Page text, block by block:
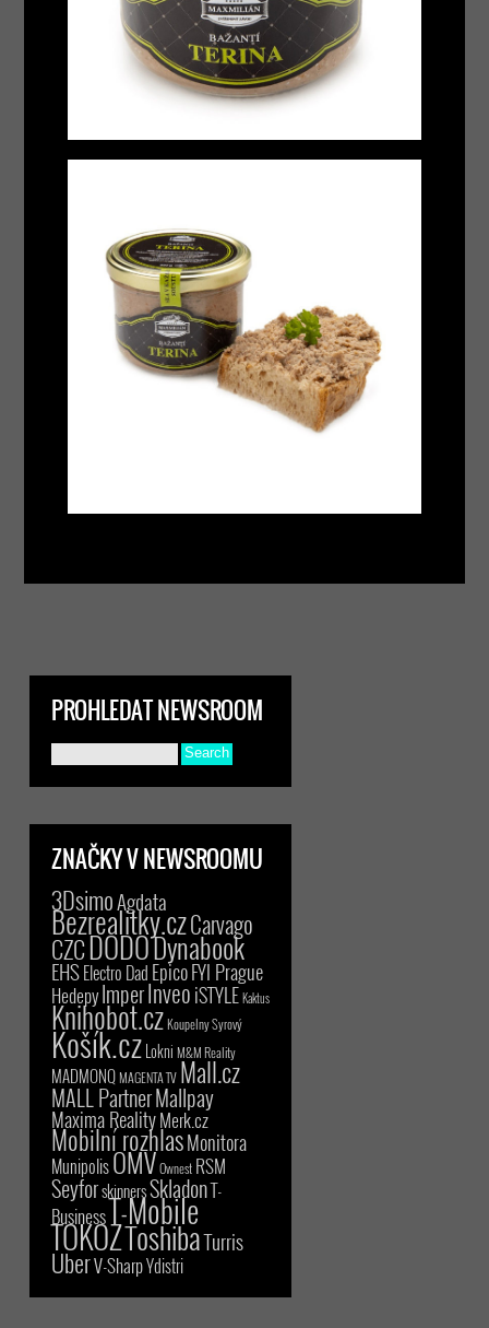
PROHLEDAT NEWSROOM
ZNAČKY V NEWSROOMU
3DsimoAgdata
Bezrealitky.czCarvago
CZCDODODynabook
EHSElectro Dad EpicoFYI Prague
HedepyImperInveoiSTYLE Kaktus
Knihobot.czKoupelny Syrový
Košík.czLokni M&M Reality
MADMONQMAGENTA TV Mall.cz
MALL PartnerMallpay
Maxima RealityMerk.cz
Mobilní rozhlasMonitora
MunipolisOMVOwnest RSM
SeyforskinnersSkladonT-
BusinessT-Mobile
TOKOZToshibaTurris
UberV-SharpYdistri